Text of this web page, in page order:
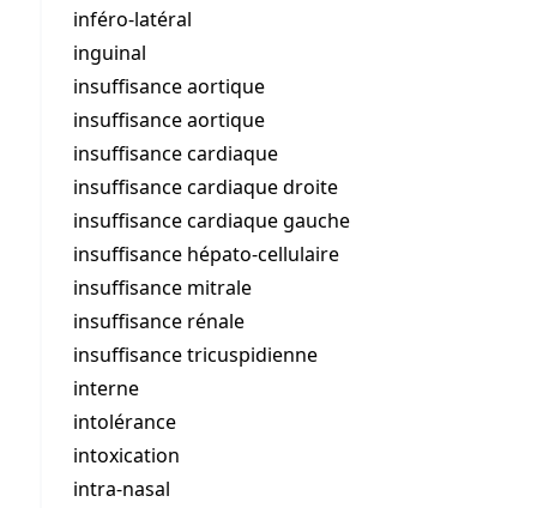
inféro-latéral
inguinal
insuffisance aortique
insuffisance aortique
insuffisance cardiaque
insuffisance cardiaque droite
insuffisance cardiaque gauche
insuffisance hépato-cellulaire
insuffisance mitrale
insuffisance rénale
insuffisance tricuspidienne
interne
intolérance
intoxication
intra-nasal